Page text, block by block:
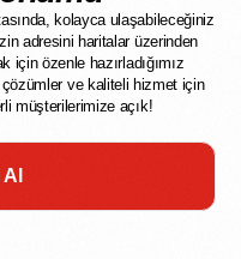
kolayca ulaşabileceğiniz
adresini haritalar üzerinden
için özenle hazırladığımız
çözümler ve kaliteli hizmet için
müşterilerimize açık!